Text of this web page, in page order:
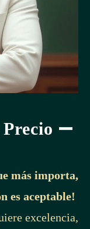
más importa,
es aceptable!
excelencia,